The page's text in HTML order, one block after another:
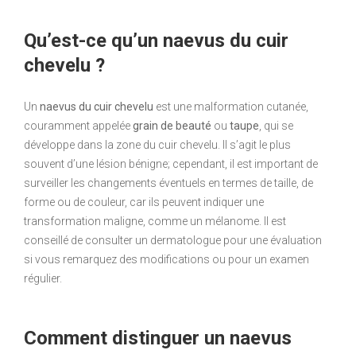
Qu’est-ce qu’un naevus du cuir
chevelu ?
Un naevus du cuir chevelu est une malformation cutanée,
couramment appeléegrain de beauté ou taupe , qui se
développe dans la zone du cuir chevelu. Il s’agit le plus
souvent d’une lésion bénigne; cependant, il est important de
surveiller les changements éventuels en termes de taille, de
forme ou de couleur, car ils peuvent indiquer une
transformation maligne, comme un mélanome. Il est
conseillé de consulter un dermatologue pour une évaluation
si vous remarquez des modifications ou pour un examen
régulier.
Comment distinguer un naevus